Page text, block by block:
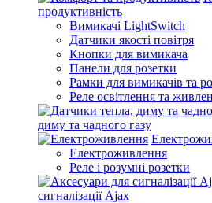
продуктивність
Вимикачі LightSwitch
Датчики якості повітря
Кнопки для вимикача
Панели для розетки
Рамки для вимикачів та
Реле освітлення та
диму та чадного газу
Електроживлення
Реле і розумні розетки
сигналізації Ajax